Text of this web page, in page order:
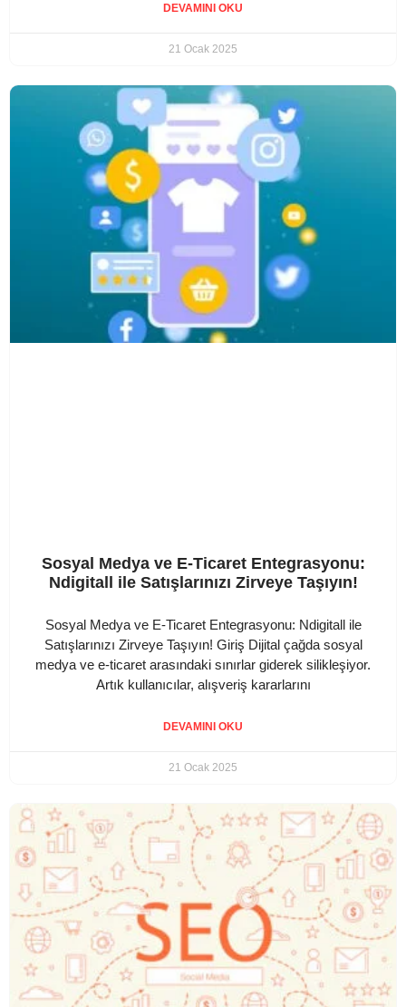
DEVAMINI OKU
21 Ocak 2025
Sosyal Medya ve E-Ticaret Entegrasyonu:
Ndigitall ile Satışlarınızı Zirveye Taşıyın!
Sosyal Medya ve E-Ticaret Entegrasyonu: Ndigitall ile
Satışlarınızı Zirveye Taşıyın! Giriş Dijital çağda sosyal
medya ve e-ticaret arasındaki sınırlar giderek silikleşiyor.
Artık kullanıcılar, alışveriş kararlarını
DEVAMINI OKU
21 Ocak 2025